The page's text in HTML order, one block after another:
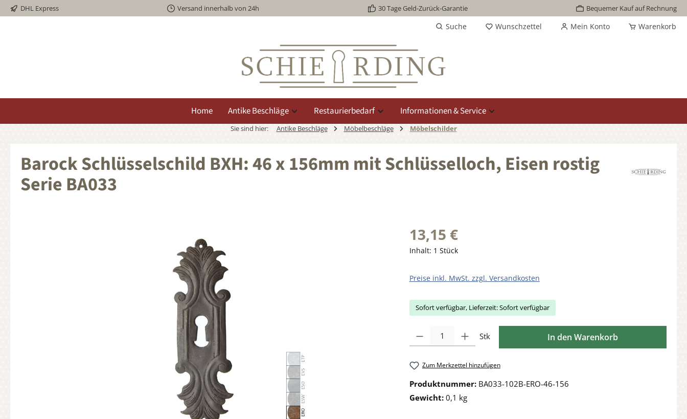
Zur Hauptnavigation springen
DHL Express Versand innerhalb von 24h 30 Tage Geld-Zurück-Garantie Bequemer Kauf auf Rechnung
Suche Wunschzettel Mein Konto Warenkorb
Home Antike Beschläge Restaurierbedarf Informationen & Service
Sie sind hier: Antike Beschläge Möbelbeschläge Möbelschilder
Barock Schlüsselschild BXH: 46 x 156mm mit Schlüsselloch, Eisen rostig
Serie BA033
13,15 €
Inhalt: 1 Stück
Preise inkl. MwSt. zzgl. Versandkosten
Sofort verfügbar, Lieferzeit: Sofort verfügbar
Stk In den Warenkorb
Zum Merkzettel hinzufügen
Produktnummer: BA033-102B-ERO-46-156
Gewicht: 0,1 kg